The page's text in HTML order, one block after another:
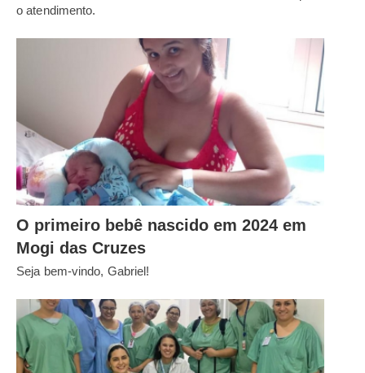
o atendimento.
O primeiro bebê nascido em 2024 em
Mogi das Cruzes
Seja bem-vindo, Gabriel!